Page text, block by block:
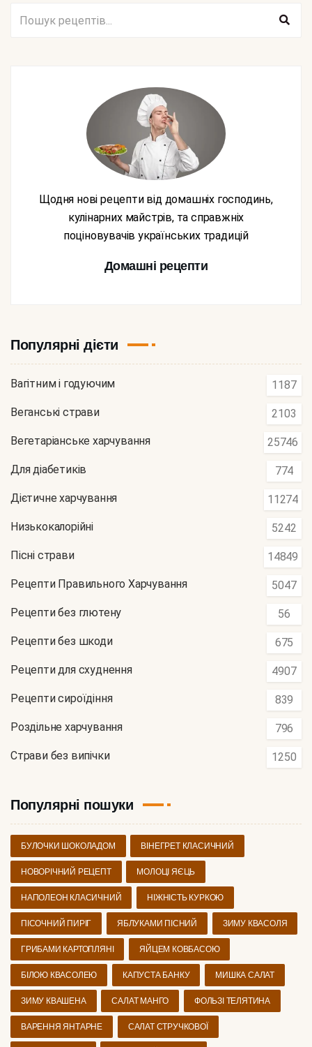
Щодня нові рецепти від домашніх господинь,
кулінарних майстрів, та справжніх
поціновувачів українських традицій
Домашні рецепти
Популярні дієти
Вагітним і годуючим 1187
Веганські страви 2103
Вегетаріанське харчування 25746
Для діабетиків 774
Дієтичне харчування 11274
Низькокалорійні 5242
Пісні страви 14849
Рецепти Правильного Харчування 5047
Рецепти без глютену 56
Рецепти без шкоди 675
Рецепти для схуднення 4907
Рецепти сироїдіння 839
Роздільне харчування 796
Страви без випічки 1250
Популярні пошуки
БУЛОЧКИ ШОКОЛАДОМ ВІНЕГРЕТ КЛАСИЧНИЙ
НОВОРІЧНИЙ РЕЦЕПТ МОЛОЦІ ЯЄЦЬ
НАПОЛЕОН КЛАСИЧНИЙ НІЖНІСТЬ КУРКОЮ
ПІСОЧНИЙ ПИРІГ ЯБЛУКАМИ ПІСНИЙ ЗИМУ КВАСОЛЯ
ГРИБАМИ КАРТОПЛЯНІ ЯЙЦЕМ КОВБАСОЮ
БІЛОЮ КВАСОЛЕЮ КАПУСТА БАНКУ МИШКА САЛАТ
ЗИМУ КВАШЕНА САЛАТ МАНГО ФОЛЬЗІ ТЕЛЯТИНА
ВАРЕННЯ ЯНТАРНЕ САЛАТ СТРУЧКОВОЇ